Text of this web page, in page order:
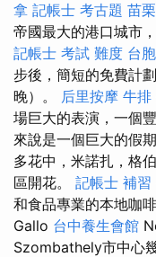
拿 記帳士 考古題 苗
帝國最大的港口城市
記帳士 考試 難度 台
步後，簡短的免費計
晚）。 后里按摩 牛排
場巨大的表演，一個
來說是一個巨大的假
多花中，米諾扎，格
區開花。 記帳士 補習
和食品專業的本地咖
Gallo 台中養生會館
Szombathely市中心